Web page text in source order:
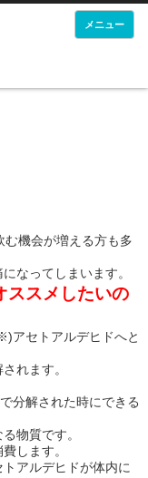
メニュー
機会が増える方も多
なってしまいます。
ススメしたいの
アセトアルデヒドへと
れます。
分解された時にできる
物質です。
します。
アルデヒドが体内に